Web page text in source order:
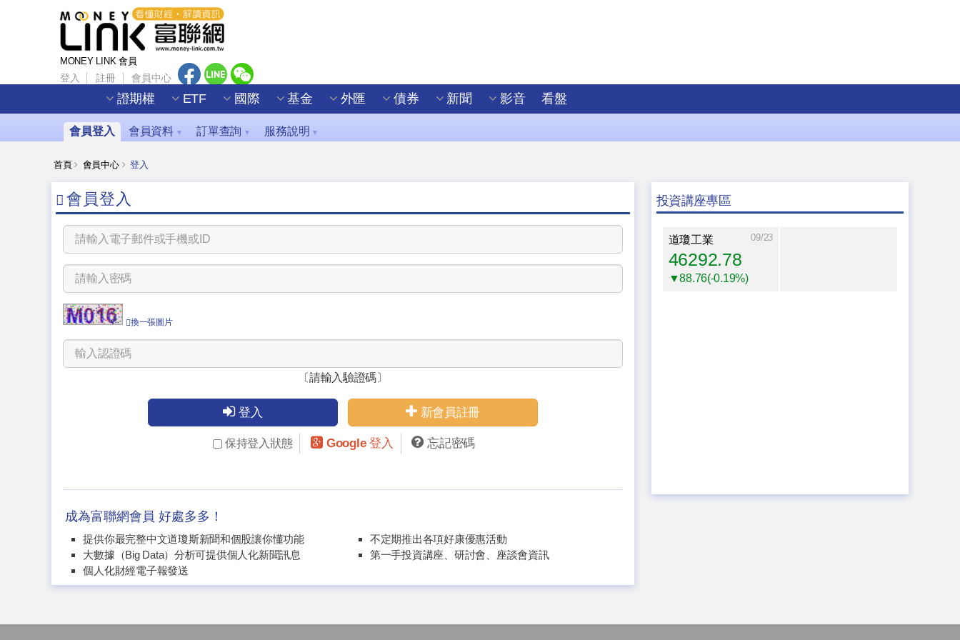
MONEY LINK 會員
登入 註冊 會員中心
證期權 ETF 國際 基金 外匯 債券 新聞 影音 看盤
會員登入 會員資料 ▼ 訂單查詢 ▼ 服務說明 ▼
首頁 會員中心 登入
會員登入
換一張圖片
〔請輸入驗證碼〕
登入 新會員註冊
保持登入狀態 Google 登入 忘記密碼
成為富聯網會員 好處多多！
提供你最完整中文道瓊斯新聞和個股讓你懂功能
大數據（Big Data）分析可提供個人化新聞訊息
個人化財經電子報發送
不定期推出各項好康優惠活動
第一手投資講座、研討會、座談會資訊
投資講座專區
道瓊工業 09/23
46292.78
▼88.76(-0.19%)